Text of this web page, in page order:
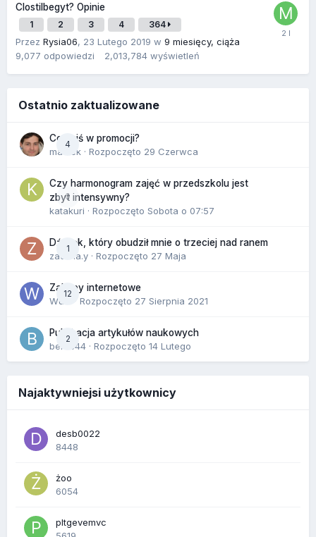
Clostilbegyt? Opinie
1 2 3 4 364
Przez Rysia06, 23 Lutego 2019 w 9 miesięcy, ciąża
9,077 odpowiedzi 2,013,784 wyświetleń
Ostatnio zaktualizowane
4
Co dziś w promocji?
maciek · Rozpoczęto 29 Czerwca
0
Czy harmonogram zajęć w przedszkolu jest
zbyt intensywny?
katakuri · Rozpoczęto Sobota o 07:57
1
Dźwięk, który obudził mnie o trzeciej nad ranem
zackr.a.y · Rozpoczęto 27 Maja
12
Zakupy internetowe
Wula
· Rozpoczęto 27 Sierpnia 2021
2
Publikacja artykułów naukowych
berus44 · Rozpoczęto 14 Lutego
Najaktywniejsi użytkownicy
desb0022
8448
żoo
6054
pltgevemvc